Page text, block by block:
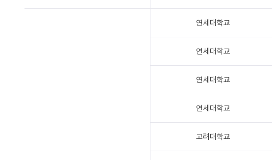
연세대학교
연세대학교
연세대학교
연세대학교
고려대학교